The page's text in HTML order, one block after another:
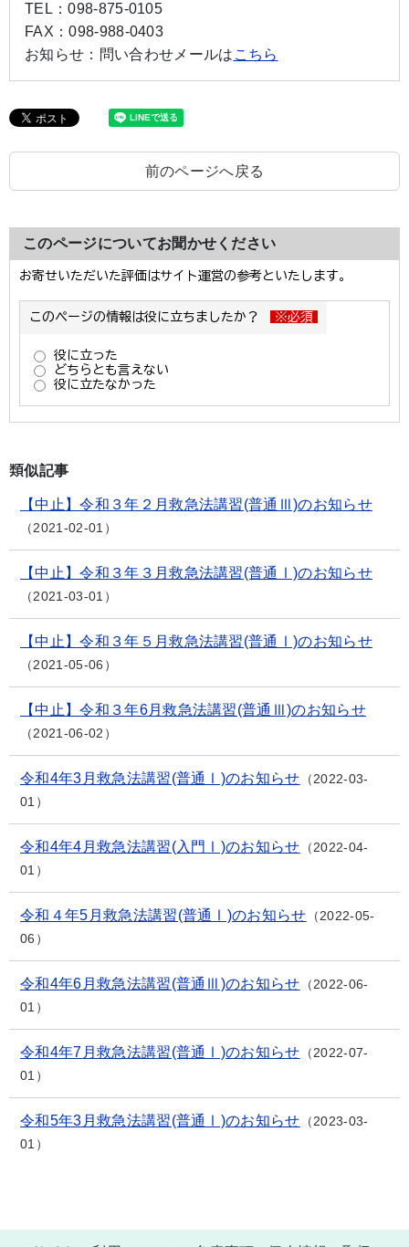
TEL：098-875-0105
FAX：098-988-0403
お知らせ： 問い合わせメールは こちら
前のページへ戻る
このページについてお聞かせください
類似記事
【中止】令和３年２月救急法講習(普通Ⅲ)のお知らせ
2021-02-01
【中止】令和３年３月救急法講習(普通Ⅰ)のお知らせ
2021-03-01
【中止】令和３年５月救急法講習(普通Ⅰ)のお知らせ
2021-05-06
【中止】令和３年6月救急法講習(普通Ⅲ)のお知らせ
2021-06-02
令和4年3月救急法講習(普通Ⅰ)のお知らせ
2022-03-
01
令和4年4月救急法講習(入門Ⅰ)のお知らせ
2022-04-
01
令和４年5月救急法講習(普通Ⅰ)のお知らせ
2022-05-
06
令和4年6月救急法講習(普通Ⅲ)のお知らせ
2022-06-
01
令和4年7月救急法講習(普通Ⅰ)のお知らせ
2022-07-
01
令和5年3月救急法講習(普通Ⅰ)のお知らせ
2023-03-
01